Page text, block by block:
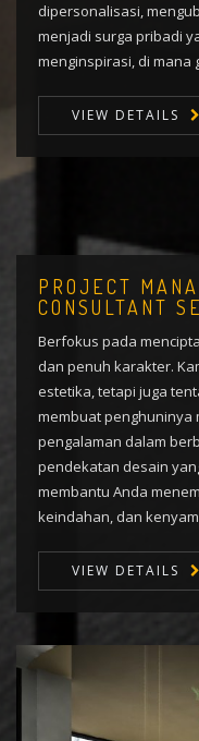
dipersonalisasi,
menjadi surga pribadi
menginspirasi, di mana
VIEW DETAILS
PROJECT
CONSULTANT
Berfokus pada
dan penuh karakter.
estetika, tetapi juga
membuat penghuninya
pengalaman dalam
pendekatan desain
membantu Anda
keindahan, dan
VIEW DETAILS